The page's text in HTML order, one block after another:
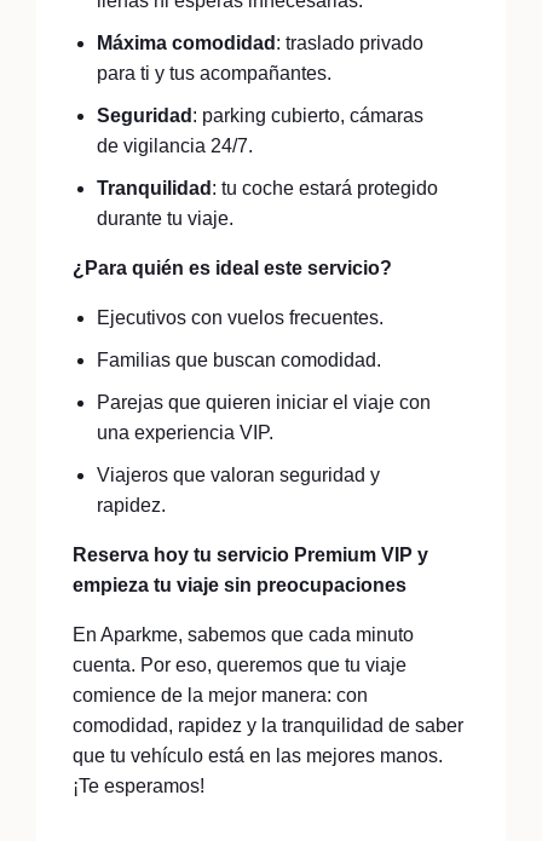
Máxima comodidad : traslado privado
para ti y tus acompañantes.
Seguridad : parking cubierto, cámaras
de vigilancia 24/7.
Tranquilidad : tu coche estará protegido
durante tu viaje.
¿Para quién es ideal este servicio?
Ejecutivos con vuelos frecuentes.
Familias que buscan comodidad.
Parejas que quieren iniciar el viaje con
una experiencia VIP.
Viajeros que valoran seguridad y
rapidez.
Reserva hoy tu servicio Premium VIP y
empieza tu viaje sin preocupaciones
En Aparkme, sabemos que cada minuto
cuenta. Por eso, queremos que tu viaje
comience de la mejor manera: con
comodidad, rapidez y la tranquilidad de saber
que tu vehículo está en las mejores manos.
¡Te esperamos!